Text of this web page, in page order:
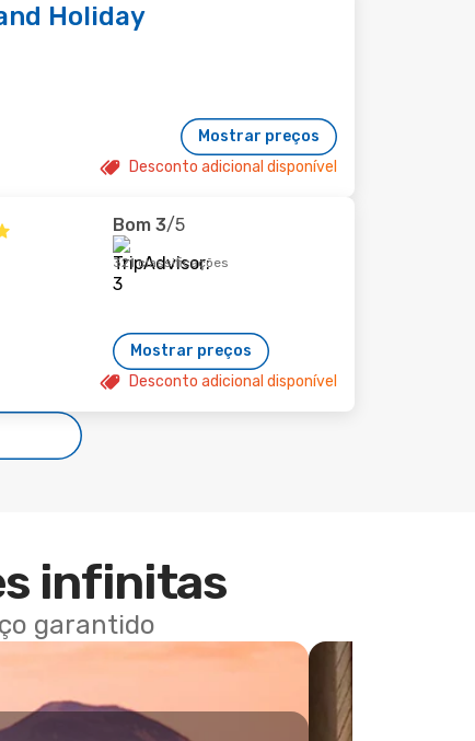
Holiday
Mostrar preços
Desconto adicional disponível
Bom 3/5
321 classificações
Mostrar preços
Desconto adicional disponível
infinitas
garantido